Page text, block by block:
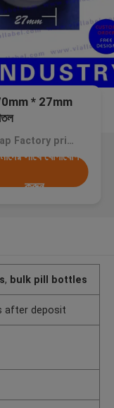
70mm * 27mm
মূল্য：Cheap Factory price, negotiation
সাথে যোগাযোগ
করুন
, bulk pill bottles
after deposit